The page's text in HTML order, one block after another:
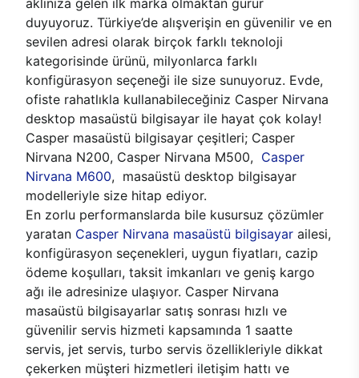
duyuyoruz. Türkiye’de alışverişin en güvenilir ve en
sevilen adresi olarak birçok farklı teknoloji
kategorisinde ürünü, milyonlarca farklı
konfigürasyon seçeneği ile size sunuyoruz. Evde,
ofiste rahatlıkla kullanabileceğiniz Casper Nirvana
desktop masaüstü bilgisayar ile hayat çok kolay!
Casper masaüstü bilgisayar çeşitleri; Casper
Nirvana N200, Casper Nirvana M500, Casper
Nirvana M600, masaüstü desktop bilgisayar
modelleriyle size hitap ediyor.
En zorlu performanslarda bile kusursuz çözümler
yaratan Casper Nirvana masaüstü bilgisayar ailesi,
konfigürasyon seçenekleri, uygun fiyatları, cazip
ödeme koşulları, taksit imkanları ve geniş kargo
ağı ile adresinize ulaşıyor. Casper Nirvana
masaüstü bilgisayarlar satış sonrası hızlı ve
güvenilir servis hizmeti kapsamında 1 saatte
servis, jet servis, turbo servis özellikleriyle dikkat
çekerken müşteri hizmetleri iletişim hattı ve